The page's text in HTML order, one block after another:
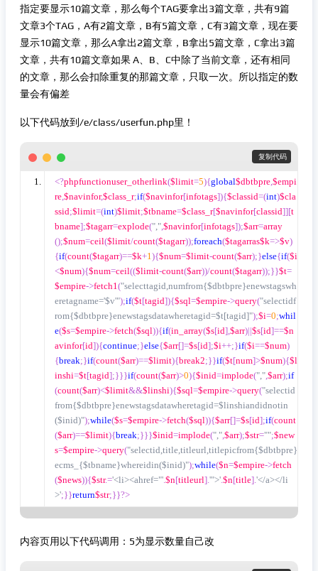
指定要显示10篇文章，那么每个TAG要拿出3篇文章，共有9篇
文章3个TAG，A有2篇文章，B有5篇文章，C有3篇文章，现在要
显示10篇文章，那么A拿出2篇文章，B拿出5篇文章，C拿出3篇
文章，共有10篇文章如果 A、B、C中除了当前文章，还有相同
的文章，那么会扣除重复的那篇文章，只取一次。所以指定的数
量会有偏差
以下代码放到/e/class/userfun.php里！
复制代码
<?phpfunctionuser_otherlink($limit=5){global$dbtbpre,$empi
re,$navinfor,$class_r;if($navinfor[infotags]){$classid=(int)$cla
ssid;$limit=(int)$limit;$tbname=$class_r[$navinfor[classid]][t
bname];$tagarr=explode(",",$navinfor[infotags]);$arr=array
();$num=ceil($limit/count($tagarr));foreach($tagarras$k=>$v)
{if(count($tagarr)==$k+1){$num=$limit-count($arr);}else{if($i
<$num){$num=ceil(($limit-count($arr))/count($tagarr));}}$t=
$empire->fetch1("selecttagid,numfrom{$dbtbpre}enewstagswh
eretagname='$v'");if($t[tagid]){$sql=$empire->query("selectidf
rom{$dbtbpre}enewstagsdatawheretagid=$t[tagid]");$i=0;whil
e($s=$empire->fetch($sql)){if(in_array($s[id],$arr)|| $s[id]==$n
avinfor[id]){continue;}else{$arr[]=$s[id];$i++;}if($i==$num)
{break;}if(count($arr)==$limit){break2;}}if($t[num]>$num){$l
inshi=$t[tagid];}}}if(count($arr)>0){$inid=implode(",",$arr);if
(count($arr)<$limit&&$linshi){$sql=$empire->query("selectid
from{$dbtbpre}enewstagsdatawheretagid=$linshiandidnotin
($inid)");while($s=$empire->fetch($sql)){$arr[]=$s[id];if(count
($arr)==$limit){break;}}}$inid=implode(",",$arr);$str="";$new
s=$empire->query("selectid,title,titleurl,titlepicfrom{$dbtbpre}
ecms_{$tbname}whereidin($inid)");while($n=$empire->fetch
($news)){$str.='<li><ahref="'.$n[titleurl].'">'.$n[title].'</a></li
>';}}return$str;}}?>
内容页用以下代码调用：5为显示数量自己改